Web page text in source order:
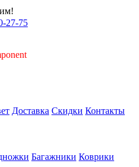
27-75
Доставка Скидки Контакты
Багажники Коврики